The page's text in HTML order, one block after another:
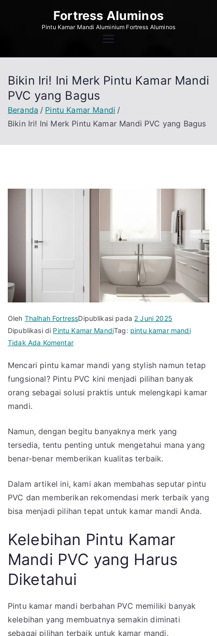
Fortress Aluminos
Pintu Kamar Mandi Aluminium Fortress Aluminos
Bikin Iri! Ini Merk Pintu Kamar Mandi
PVC yang Bagus
Beranda
Pintu Kamar Mandi
Bikin Iri! Ini Merk Pintu Kamar Mandi PVC yang Bagus
Oleh Thalhah FortressDipublikasi pada 2 Juni 2025
Dipublikasi di Pintu Kamar MandiTag: pintu kamar mandi
Tidak Ada Komentarpada
Iri!
Ini
Merk
Mandi
yang
Bagus
Mencari pintu kamar mandi yang stylish namun tetap
fungsional? Pintu PVC kini menjadi pilihan banyak
orang sebagai solusi praktis untuk melengkapi kamar
mandi.
Namun, dengan begitu banyaknya merk yang
tersedia, tentu penting untuk mengetahui mana yang
benar-benar memberikan kualitas terbaik.
Dalam artikel ini, kami akan membahas seputar pintu
PVC dan memberikan rekomendasi merk terbaik yang
bisa menjadi pilihan tepat untuk kamar mandi Anda.
Kelebihan Pintu Kamar
Mandi PVC yang Harus
Diketahui
Pintu kamar mandi berbahan PVC memiliki banyak
kelebihan yang membuatnya semakin diminati
sebagai pilihan terbaik untuk kamar mandi.